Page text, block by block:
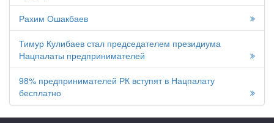
Рахим Ошакбаев
Тимур Кулибаев стал председателем президиума
Нацпалаты предпринимателей
98% предпринимателей РК вступят в Нацпалату
бесплатно